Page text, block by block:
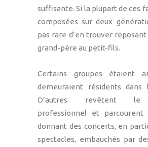
suffisante. Si la plupart de ces
composées sur deux
pas rare d’en trouver
grand-père au petit-fils.
Certains groupes étaient
demeuraient résidents dans
D’autres revêtent le
professionnel et
donnant des concerts, en
spectacles, embauchés par